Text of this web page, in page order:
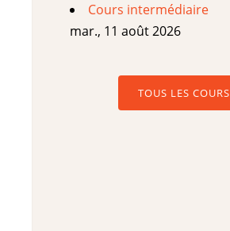
Cours intermédiaire
mar., 11 août 2026
TOUS LES COURS